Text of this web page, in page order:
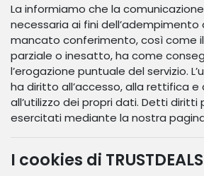
La informiamo che la
necessaria ai fini dell’adempimento
mancato conferimento, così come
parziale o inesatto, ha come
l’erogazione puntuale del servizio.
ha diritto all’accesso, alla rettifica e
all’utilizzo dei propri dati. Detti diritti
esercitati mediante la nostra
I cookies di